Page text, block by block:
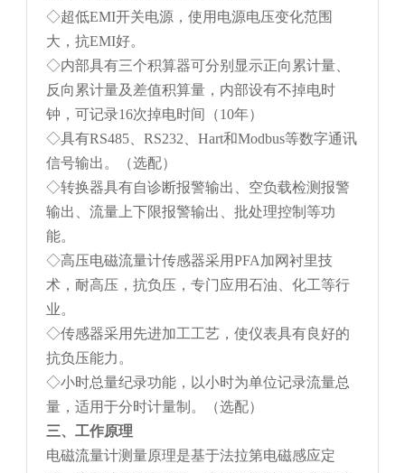
◇超低EMI开关电源，使用电源电压变化范围
大，抗EMI好。
◇内部具有三个积算器可分别显示正向累计量、
反向累计量及差值积算量，内部设有不掉电时
钟，可记录16次掉电时间（10年）
◇具有RS485、RS232、Hart和Modbus等数字通讯
信号输出。（选配）
◇转换器具有自诊断报警输出、空负载检测报警
输出、流量上下限报警输出、批处理控制等功
能。
◇高压电磁流量计传感器采用PFA加网衬里技
术，耐高压，抗负压，专门应用石油、化工等行
业。
◇传感器采用先进加工工艺，使仪表具有良好的
抗负压能力。
◇小时总量纪录功能，以小时为单位记录流量总
量，适用于分时计量制。（选配）
三、工作原理
电磁流量计测量原理是基于法拉第电磁感应定